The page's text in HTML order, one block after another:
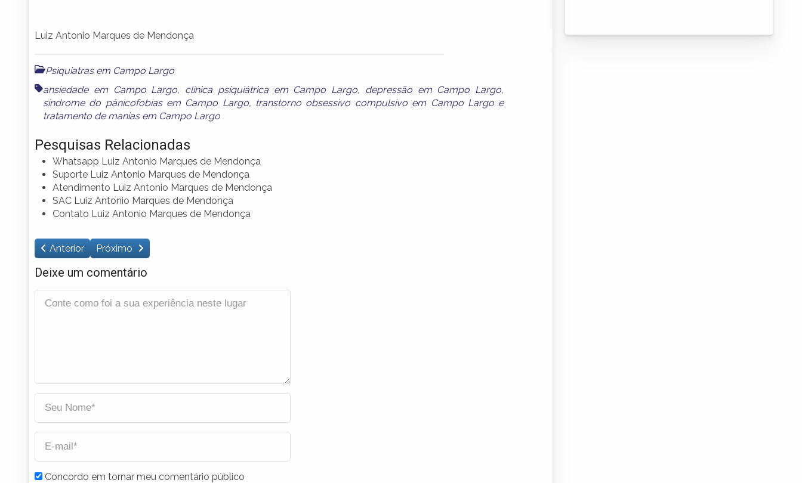
Luiz Antonio Marques de Mendonça
Psiquiatras em Campo Largo
ansiedade em Campo Largo, clínica psiquiátrica em Campo Largo, depressão em Campo Largo,
síndrome do pânicofobias em Campo Largo, transtorno obsessivo compulsivo em Campo Largoe
tratamento de manias em Campo Largo
Pesquisas Relacionadas
Whatsapp Luiz Antonio Marques de Mendonça
Suporte Luiz Antonio Marques de Mendonça
Atendimento Luiz Antonio Marques de Mendonça
SAC Luiz Antonio Marques de Mendonça
Contato Luiz Antonio Marques de Mendonça
Anterior Próximo
Deixe um comentário
Concordo em tornar meu comentário público